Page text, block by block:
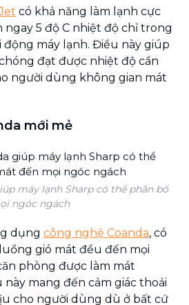
có khả năng làm lạnh cực
ngay 5 độ C nhiệt độ chỉ trong
động máy lạnh. Điều này giúp
đạt được nhiệt độ cần
người dùng không gian mát
mới mẻ
máy lạnh Sharp có thể phân bố
ngóc ngách
dụng công nghệ Coanda, có
gió mát đều đến mọi
phòng được làm mát
mang đến cảm giác thoải
cho người dùng dù ở bất cứ